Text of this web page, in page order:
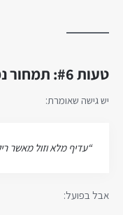
טעות #6: תמחור נמוך כדי “למלא את היומן”
יש גישה שאומרת:
“עדיף מלא וזול מאשר
אבל בפועל: